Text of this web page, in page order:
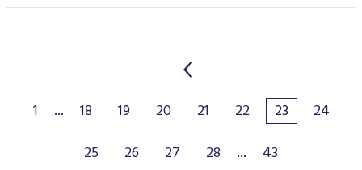
1 ... 18 19 20 21 22 23
24
25
26 27 28 ... 43